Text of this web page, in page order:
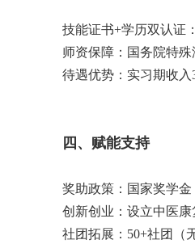
技能证书+学历双认证
师资保障：国务院特
待遇优势：实习期收入
四、赋能支持
奖助政策：国家奖学金
创新创业：设立中医康
社团拓展：50+社团（